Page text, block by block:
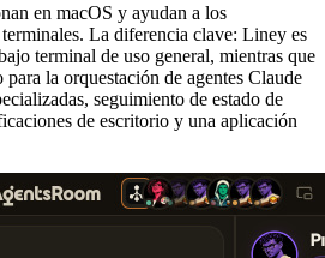
en macOS y ayudan a los
La diferencia clave: Liney es
terminal de uso general, mientras que
la orquestación de agentes Claude
seguimiento de estado de
de escritorio y una aplicación